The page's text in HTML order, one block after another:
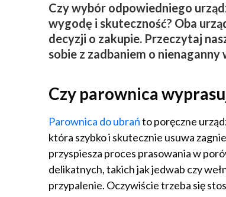
Czy wybór odpowiedniego
wygodę i skuteczność? Oba
decyzji o zakupie. Przeczytaj
sobie z zadbaniem o
Czy parownica
Parownica do ubrańto poręczne
która szybko i skutecznie usuwa
przyspiesza proces prasowania w
delikatnych, takich jak jedwab czy
przypalenie. Oczywiście trzeba się